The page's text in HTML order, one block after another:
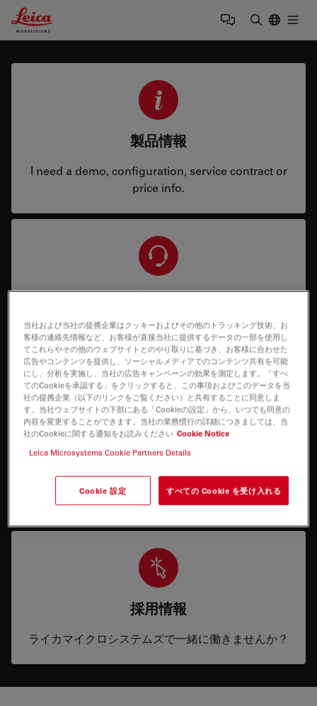
Leica Microsystems Logo
製品情報
I need a demo, configuration, service contract or
price info.
サービス＆サポート
I need help keeping my system running: technical
service, repairs, spare parts, upgrades or software
licenses.
システムの操作のサポートおよびトレーニング
採用情報
ライカマイクロシステムズで一緒に働きませんか？
当社および当社の提携企業はクッキーおよびその他のトラッキング技術、お
客様の連絡先情報など、お客様が直接当社に提供するデータの一部を使用し
てこれらやその他のウェブサイトとのやり取りに基づき、お客様に合わせた
広告やコンテンツを提供し、ソーシャルメディアでのコンテンツ共有を可能
にし、分析を実施し、当社の広告キャンペーンの効果を測定します。「すべ
てのCookieを承認する」をクリックすると、この事項およびこのデータを当
社の提携企業（以下のリンクをご覧ください）と共有することに同意しま
す。当社ウェブサイトの下部にある「Cookieの設定」から、いつでも同意の
内容を変更することができます。当社の業務慣行の詳細につきましては、当
社のCookieに関する通知をお読みください Cookie Notice
Leica Microsystems Cookie Partners Details
Cookie 設定 すべての Cookie を受け入れる